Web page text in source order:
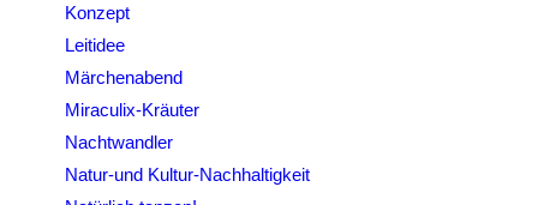
Konzept
Leitidee
Märchenabend
Miraculix-Kräuter
Nachtwandler
Natur-und Kultur-Nachhaltigkeit